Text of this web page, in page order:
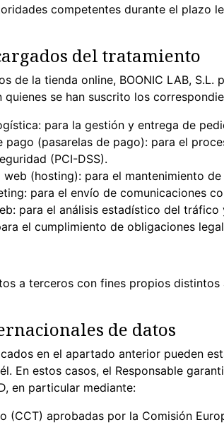
competentes durante el plazo
del tratamiento
de la tienda online, BOONIC LAB,
se han suscrito los
para la gestión y entrega de
pago (pasarelas de pago): para el
(PCI-DSS).
(hosting): para el mantenimiento
para el envío de comunicaciones
para el análisis estadístico del
el cumplimiento de obligaciones
a terceros con fines propios
de datos
en el apartado anterior pueden
En estos casos, el Responsable
en particular mediante:
(CCT) aprobadas por la Comisión